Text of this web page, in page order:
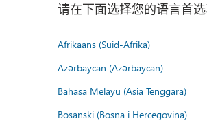
请在下面选择您的语言首选
Afrikaans (Suid-Afrika)
Azərbaycan (Azərbaycan)
Bahasa Melayu (Asia Tenggara)
Bosanski (Bosna i Hercegovina)